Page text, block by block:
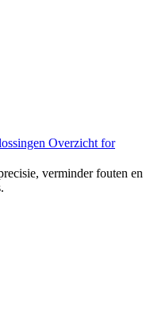
Overzicht for
verminder fouten en